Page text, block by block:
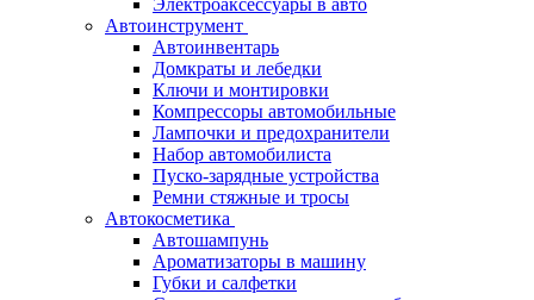
Автоинструмент
Автоинвентарь
Домкраты и лебедки
Ключи и монтировки
Компрессоры автомобильные
Лампочки и предохранители
Набор автомобилиста
Пуско-зарядные устройства
Ремни стяжные и тросы
Автокосметика
Автошампунь
Ароматизаторы в машину
Губки и салфетки